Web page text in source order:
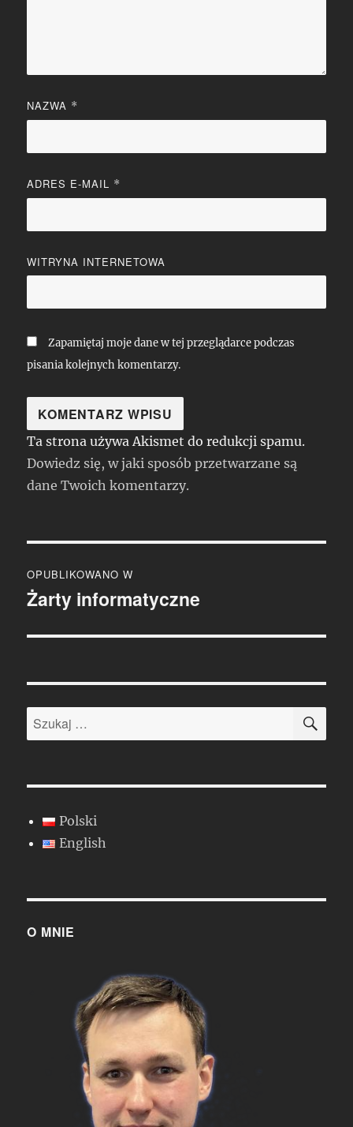
NAZWA *
ADRES E-MAIL *
WITRYNA INTERNETOWA
Zapamiętaj moje dane w tej przeglądarce podczas
pisania kolejnych komentarzy.
Ta strona używa Akismet do redukcji spamu.
Dowiedz się, w jaki sposób przetwarzane są
dane Twoich komentarzy.
wpisu
OPUBLIKOWANO W
Żarty informatyczne
Szukaj:
Polski
English
O MNIE